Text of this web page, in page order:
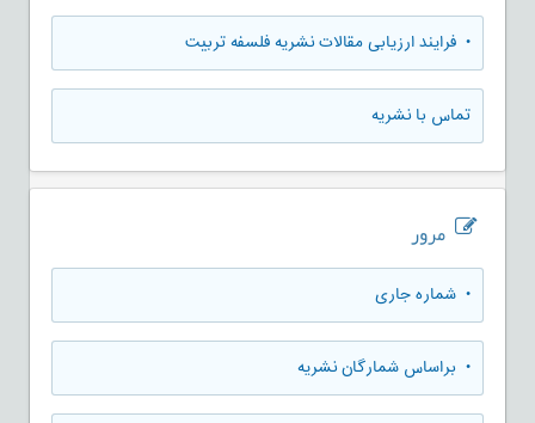
• فرایند ارزیابی مقالات نشریه فلسفه تربیت
تماس با نشریه
مرور
• شماره جاری
• براساس شمارگان نشریه